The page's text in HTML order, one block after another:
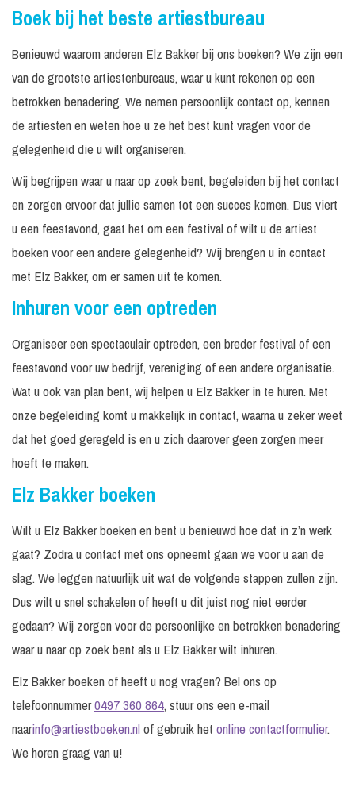
Boek bij het beste artiestbureau
Benieuwd waarom anderen Elz Bakker bij ons boeken? We zijn een
van de grootste artiestenbureaus, waar u kunt rekenen op een
betrokken benadering. We nemen persoonlijk contact op, kennen
de artiesten en weten hoe u ze het best kunt vragen voor de
gelegenheid die u wilt organiseren.
Wij begrijpen waar u naar op zoek bent, begeleiden bij het contact
en zorgen ervoor dat jullie samen tot een succes komen. Dus viert
u een feestavond, gaat het om een festival of wilt u de artiest
boeken voor een andere gelegenheid? Wij brengen u in contact
met Elz Bakker, om er samen uit te komen.
Inhuren voor een optreden
Organiseer een spectaculair optreden, een breder festival of een
feestavond voor uw bedrijf, vereniging of een andere organisatie.
Wat u ook van plan bent, wij helpen u Elz Bakker in te huren. Met
onze begeleiding komt u makkelijk in contact, waarna u zeker weet
dat het goed geregeld is en u zich daarover geen zorgen meer
hoeft te maken.
Elz Bakker boeken
Wilt u Elz Bakker boeken en bent u benieuwd hoe dat in z’n werk
gaat? Zodra u contact met ons opneemt gaan we voor u aan de
slag. We leggen natuurlijk uit wat de volgende stappen zullen zijn.
Dus wilt u snel schakelen of heeft u dit juist nog niet eerder
gedaan? Wij zorgen voor de persoonlijke en betrokken benadering
waar u naar op zoek bent als u Elz Bakker wilt inhuren.
Elz Bakker boeken of heeft u nog vragen? Bel ons op
telefoonnummer0497 360 864, stuur ons een e-mail
naarinfo@artiestboeken.nlof gebruik het online contactformulier.
We horen graag van u!